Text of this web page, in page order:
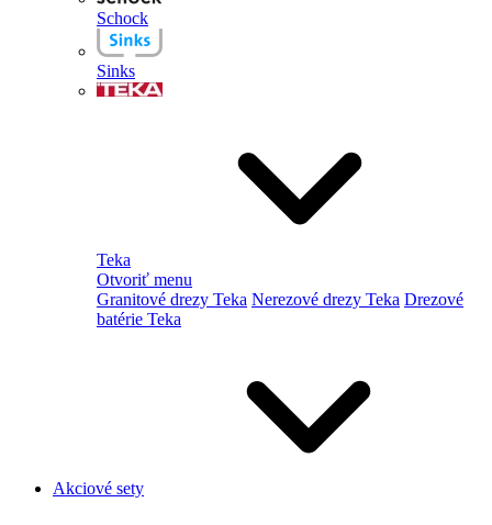
Schock
Sinks
Teka
Otvoriť menu
Granitové drezy Teka Nerezové drezy Teka Drezové
batérie Teka
Akciové sety